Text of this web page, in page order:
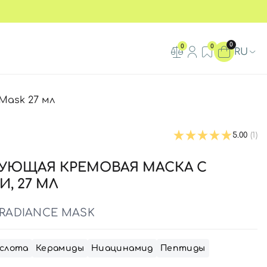
0 0 0
RU
27 мл
5.00 (1)
КРЕМОВАЯ МАСКА С
27 МЛ
MASK
Керамиды Ниацинамид Пептиды